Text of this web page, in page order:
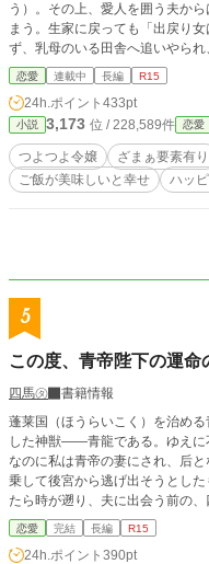
う）。その上、愛人を囲う夫か
まう。生家に戻っても「出戻り
ず、乳母のいる田舎へ追いやら
悪くないかも？」監視役の乳母
ゅう顔を出してくれるし、何よ
生活力はないものの、料理大好
もり生活が始まる。
恋愛 連載中 長編 R15
24h.ポイント 433pt
小説 3,173 位 / 228,589件 恋愛
つよつよ令嬢 ざまぁ要素有り
ご飯が美味しいと幸せ
ハッ
5
この度、青帝陛下の運命
四馬㋟
書籍情報
蓬莱国（ほうらいこく）を治め
した神獣――青龍である。ゆえに
なのに私は青帝の妻にされ、后
乗して後宮から逃げ出そうとし
たら時が遡り、夫に出会う前の
い、と決意した矢先、再び番（
ど状況は以前と変わっていて……
恋愛 完結 長編 R15
24h.ポイント 390pt